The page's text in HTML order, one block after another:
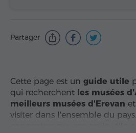
Partager
Cette page est un guide utile
qui recherchent les musées
meilleurs musées d'Erevan
visiter dans l'ensemble du